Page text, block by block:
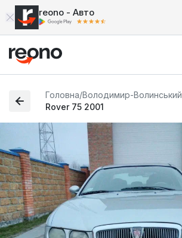
reono - Авто
Головна/Володимир-Волинський
Rover 75 2001